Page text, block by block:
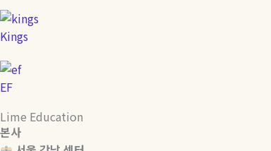
Kings
EF
Lime Education
본사